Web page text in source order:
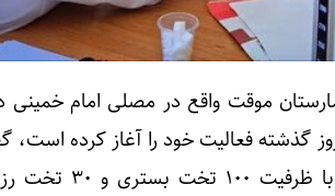
موقت واقع در مصلی امام خمینی
روز گذشته فعالیت خود را آغاز کرده
دانشگاه علوم